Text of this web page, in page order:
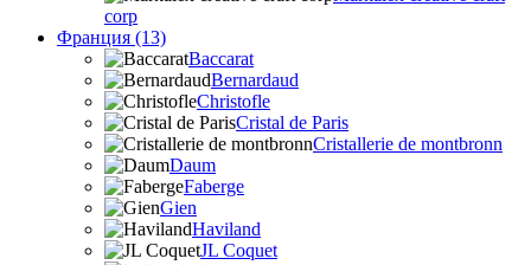
corp
Франция (13)
Baccarat
Bernardaud
Christofle
Cristal de Paris
Cristallerie de montbronn
Daum
Faberge
Gien
Haviland
JL Coquet